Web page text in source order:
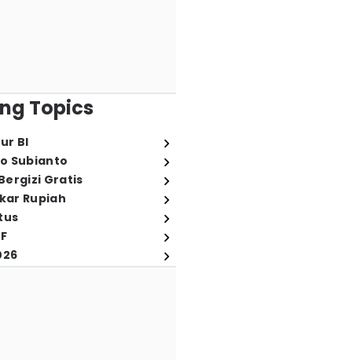
Topics
BI
Subianto
Gratis
Rupiah